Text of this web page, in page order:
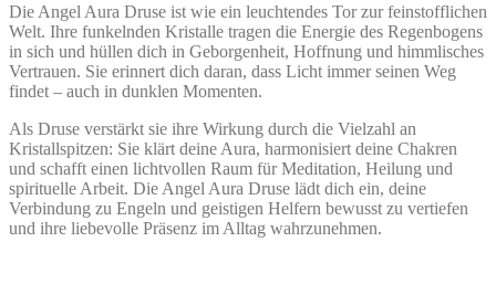
Die Angel Aura Druse ist wie ein leuchtendes Tor zur feinstofflichen
Welt. Ihre funkelnden Kristalle tragen die Energie des Regenbogens
in sich und hüllen dich in Geborgenheit, Hoffnung und himmlisches
Vertrauen. Sie erinnert dich daran, dass Licht immer seinen Weg
findet – auch in dunklen Momenten.
Als Druse verstärkt sie ihre Wirkung durch die Vielzahl an
Kristallspitzen: Sie klärt deine Aura, harmonisiert deine Chakren
und schafft einen lichtvollen Raum für Meditation, Heilung und
spirituelle Arbeit. Die Angel Aura Druse lädt dich ein, deine
Verbindung zu Engeln und geistigen Helfern bewusst zu vertiefen
und ihre liebevolle Präsenz im Alltag wahrzunehmen.